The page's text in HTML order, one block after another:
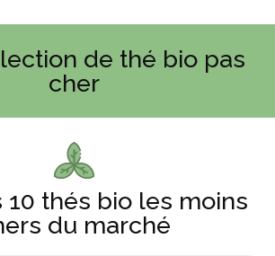
de thé bio pas
cher
10 thés bio les moins
du marché